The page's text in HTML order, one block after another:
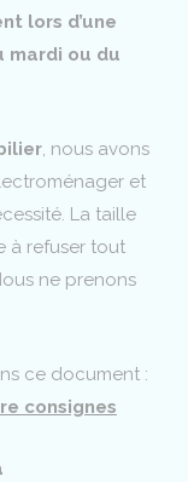
lors d’une
mardi ou du
, nous avons
et
La taille
à refuser tout
ne prenons
ce document :
consignes